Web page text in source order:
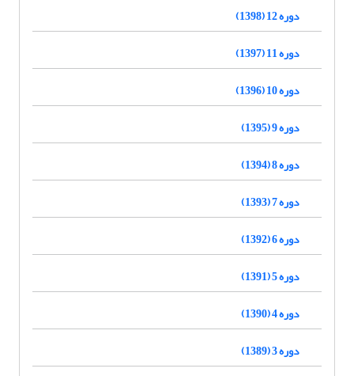
دوره 12 (1398)
دوره 11 (1397)
دوره 10 (1396)
دوره 9 (1395)
دوره 8 (1394)
دوره 7 (1393)
دوره 6 (1392)
دوره 5 (1391)
دوره 4 (1390)
دوره 3 (1389)